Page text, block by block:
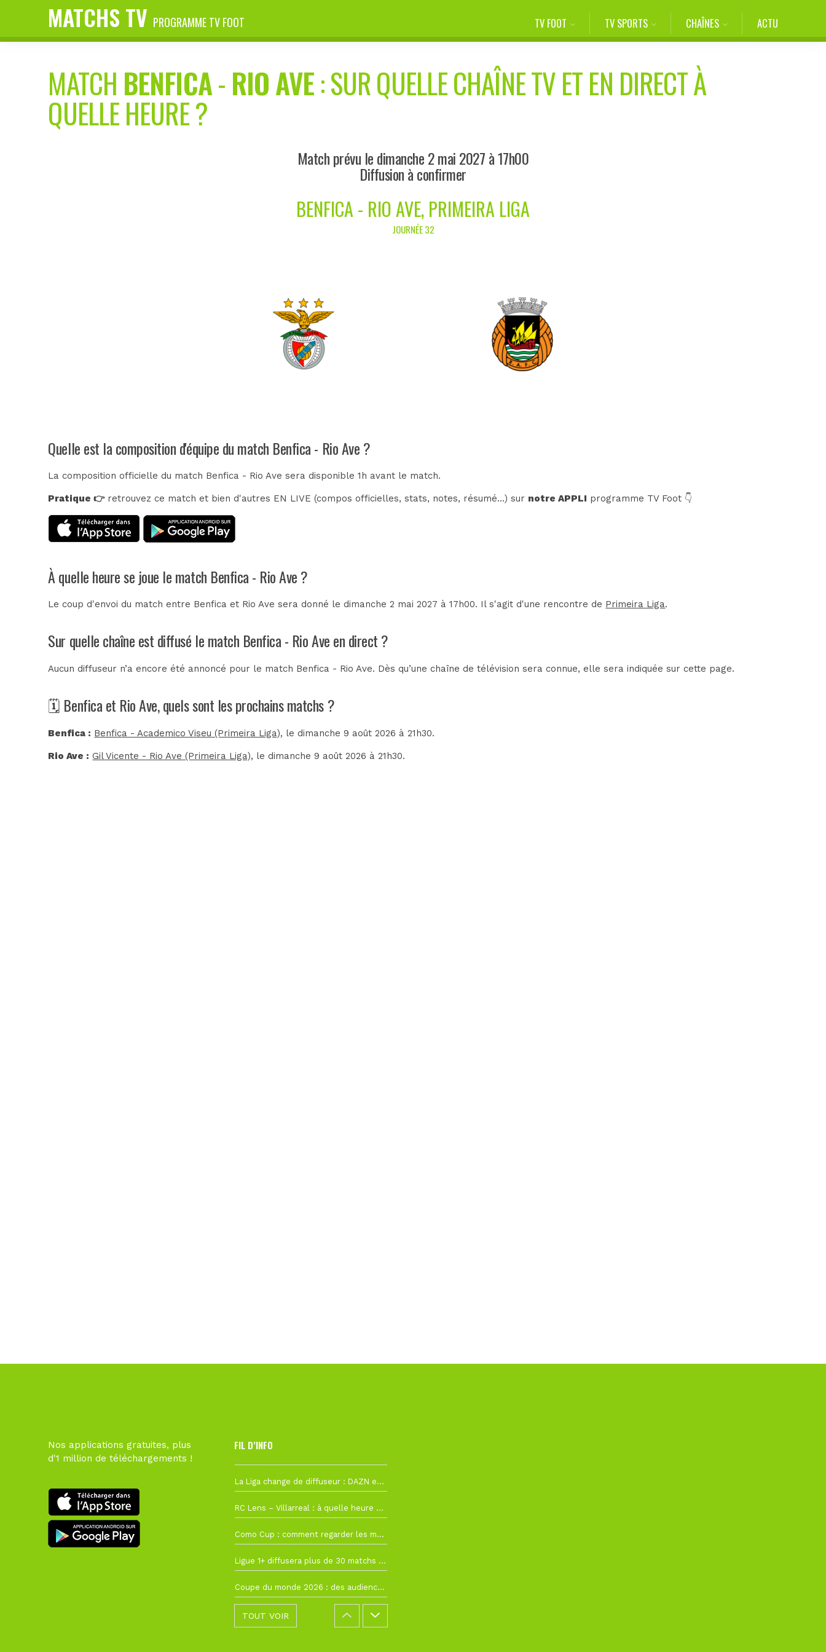
MATCHS TV PROGRAMME TV FOOT TV FOOT TV SPORTS CHAÎNES ACTU
MATCH BENFICA-RIO AVE: SUR QUELLE CHAÎNE TV ET EN DIRECT À
QUELLE HEURE ?
Match prévu le dimanche 2 mai 2027 à 17h00
Diffusion à confirmer
BENFICA - RIO AVE, PRIMEIRA LIGA
JOURNÉE 32
Quelle est la composition d'équipe du match Benfica - Rio Ave ?
La composition officielle du match Benfica - Rio Ave sera disponible 1h avant le match.
Pratique 👉retrouvez ce match et bien d'autres EN LIVE (compos officielles, stats, notes, résumé...) sur notre APPLI programme TV Foot 👇
À quelle heure se joue le match Benfica - Rio Ave ?
Le coup d'envoi du match entre Benfica et Rio Ave sera donné le dimanche 2 mai 2027 à 17h00. Il s'agit d'une rencontre de Primeira Liga.
Sur quelle chaîne est diffusé le match Benfica - Rio Ave en direct ?
Aucun diffuseur n’a encore été annoncé pour le match Benfica - Rio Ave. Dès qu’une chaîne de télévision sera connue, elle sera indiquée sur cette page.
🗓️ Benfica et Rio Ave, quels sont les prochains matchs ?
Benfica : Benfica - Academico Viseu (Primeira Liga), le dimanche 9 août 2026 à 21h30.
Rio Ave : Gil Vicente - Rio Ave (Primeira Liga), le dimanche 9 août 2026 à 21h30.
Nos applications gratuites, plus
d'1 million de téléchargements !
FIL D’INFO
La Liga change de diffuseur : DAZN et Disney+ remplacent beIN Sports !
RC Lens – Villarreal : à quelle heure et sur quelle chaîne voir la finale de la Como Cup ?
Como Cup : comment regarder les matchs du RC Lens en direct ?
Ligue 1+ diffusera plus de 30 matchs amicaux avant la reprise de la Ligue 1
Coupe du monde 2026 : des audiences record, mais M6 devrait perdre très gros !
TOUT VOIR